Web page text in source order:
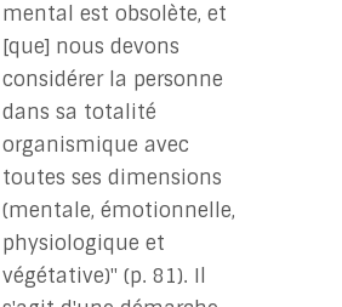
mental est obsolète, et
[que] nous devons
considérer la personne
dans sa totalité
organismique avec
toutes ses dimensions
(mentale, émotionnelle,
physiologique et
végétative)" (p. 81). Il